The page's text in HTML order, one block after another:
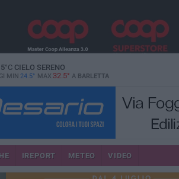
°CCIELO SERENO
MIN 24.5° MAX 32.5° A BARLETTA
IREPORT METEO VIDEO